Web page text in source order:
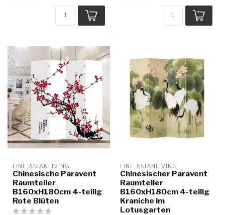
FINE ASIANLIVING
Chinesische Paravent
Raumteiler
B160xH180cm 4-teilig
Rote Blüten
FINE ASIANLIVING
Chinesischer Paravent
Raumteiler
B160xH180cm 4-teilig
Kraniche im
Lotusgarten